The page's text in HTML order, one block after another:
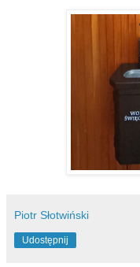
Piotr Słotwiński
Udostępnij